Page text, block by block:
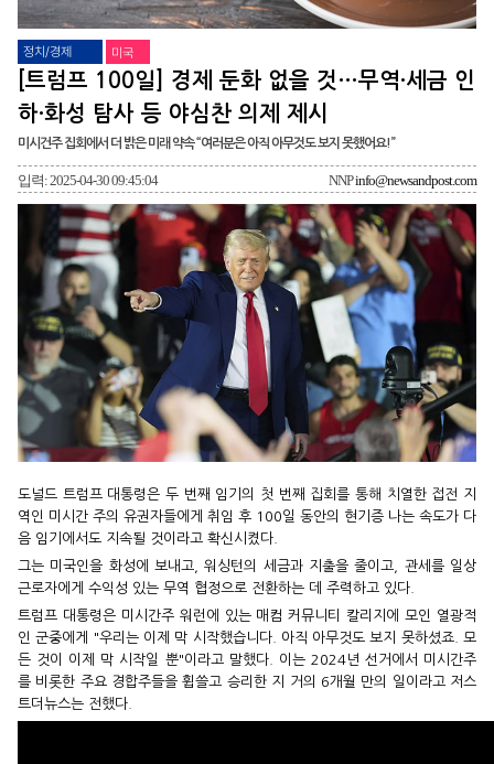
정치/경제 미국
[트럼프 100일] 경제 둔화 없을 것…무역·세금 인
하·화성 탐사 등 야심찬 의제 제시
미시건주 집회에서 더 밝은 미래 약속 “여러분은 아직 아무것도 보지 못했어요!”
입력: 2025-04-30 09:45:04 NNPinfo@newsandpost.com
도널드 트럼프 대통령은 두 번째 임기의 첫 번째 집회를 통해 치열한 접전 지
역인 미시간 주의 유권자들에게 취임 후 100일 동안의 현기증 나는 속도가 다
음 임기에서도 지속될 것이라고 확신시켰다.
그는 미국인을 화성에 보내고, 워싱턴의 세금과 지출을 줄이고, 관세를 일상
근로자에게 수익성 있는 무역 협정으로 전환하는 데 주력하고 있다.
트럼프 대통령은 미시간주 워런에 있는 매컴 커뮤니티 칼리지에 모인 열광적
인 군중에게 "우리는 이제 막 시작했습니다. 아직 아무것도 보지 못하셨죠. 모
든 것이 이제 막 시작일 뿐"이라고 말했다. 이는 2024년 선거에서 미시간주
를 비롯한 주요 경합주들을 휩쓸고 승리한 지 거의 6개월 만의 일이라고 저스
트더뉴스는 전했다.